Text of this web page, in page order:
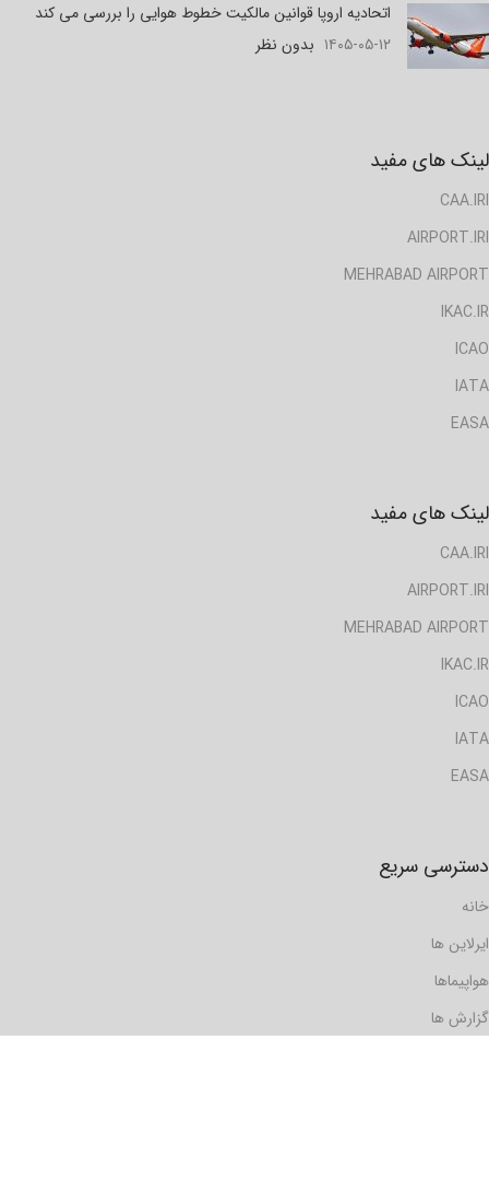
اتحادیه اروپا قوانین مالکیت خطوط هوایی را بررسی می کند
۱۴۰۵-۰۵-۱۲ بدون نظر
لینک های مفید
CAA.IRI
AIRPORT.IRI
MEHRABAD AIRPORT
IKAC.IR
ICAO
IATA
EASA
لینک های مفید
CAA.IRI
AIRPORT.IRI
MEHRABAD AIRPORT
IKAC.IR
ICAO
IATA
EASA
دسترسی سریع
خانه
ایرلاین ها
هواپیماها
گزارش ها